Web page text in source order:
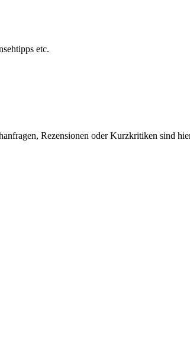
etc.
Rezensionen oder Kurzkritiken sind